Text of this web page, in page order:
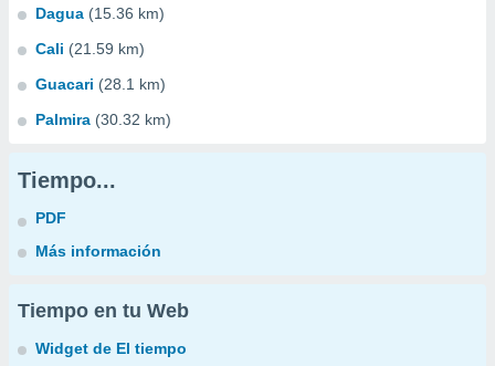
Dagua (15.36 km)
Cali (21.59 km)
Guacari (28.1 km)
Palmira (30.32 km)
Tiempo...
PDF
Más información
Tiempo en tu Web
Widget de El tiempo